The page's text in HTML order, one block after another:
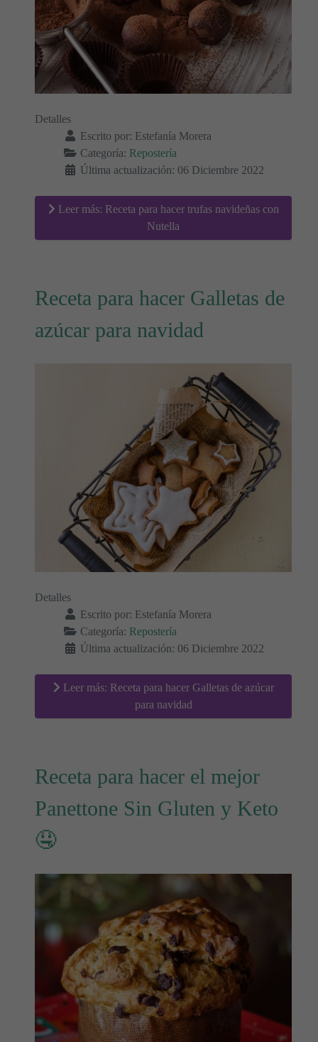
Detalles
Escrito por: Estefanía Morera
Categoría: Repostería
Última actualización: 06 Diciembre 2022
Leer más: Receta para hacer trufas navideñas con
Nutella
Receta para hacer Galletas de
azúcar para navidad
Detalles
Escrito por: Estefanía Morera
Categoría: Repostería
Última actualización: 06 Diciembre 2022
Leer más: Receta para hacer Galletas de azúcar
para navidad
Receta para hacer el mejor
Panettone Sin Gluten y Keto
🤤